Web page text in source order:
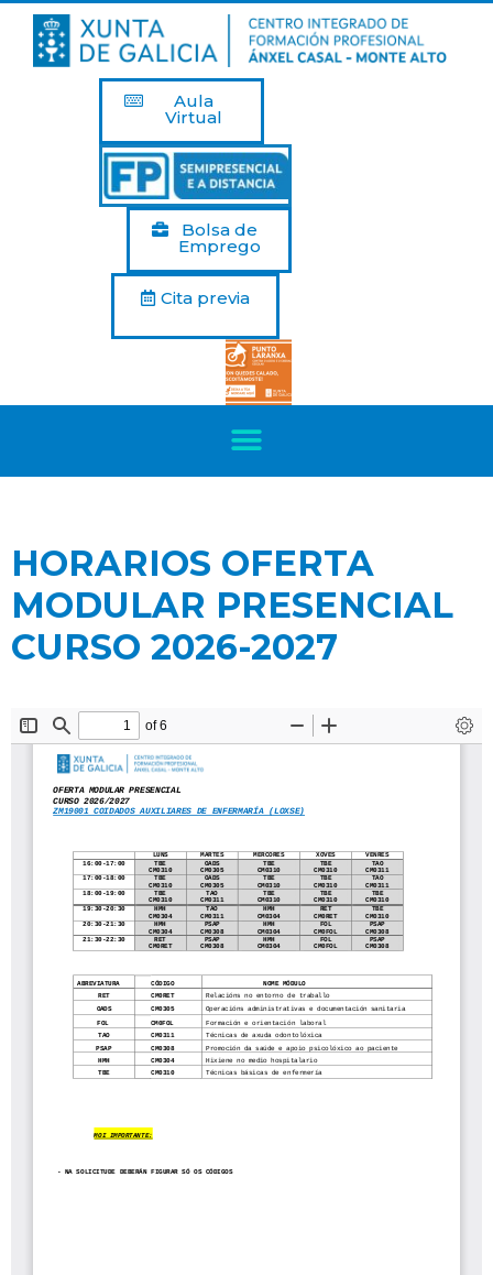
Aula
Virtual
Bolsa de
Emprego
Cita previa
HORARIOS OFERTA
MODULAR PRESENCIAL
CURSO 2026-2027